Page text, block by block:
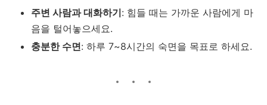
주변 사람과 대화하기: 힘들 때는 가까운 사람에게 마
음을 털어놓으세요.
충분한 수면: 하루 7~8시간의 숙면을 목표로 하세요.